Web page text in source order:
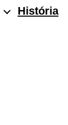
História